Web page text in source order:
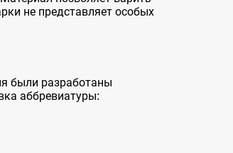
не представляет особых
были разработаны
аббревиатуры: